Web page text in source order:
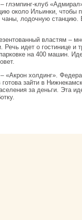
глэмпинг-клуб
около Ильинки, чтобы
чаны, лодочную станцию.
властям –
идет о гостинице и
на 400 машин.
«Акрон холдинг».
готова зайти в
за деньги. Эта